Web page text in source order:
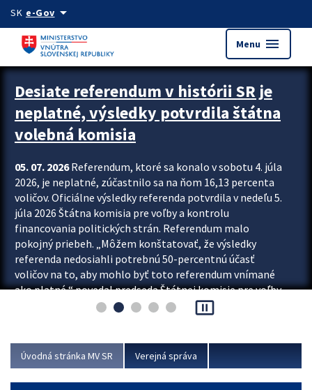
Preskocit na hlavný obsah
SK e-Govarrow_drop_down
Menu menu
Zastavit automatický posun upútavok
Desiate referendum v histórii SR je
neplatné, výsledky potvrdila štátna
volebná komisia
05. 07. 2026Referendum, ktoré sa konalo v sobotu 4. júla
2026, je neplatné, zúčastnilo sa na ňom 16,13 percenta
voličov. Oficiálne výsledky referenda potvrdila v nedeľu 5.
júla 2026 Štátna komisia pre voľby a kontrolu
financovania politických strán. Referendum malo
pokojný priebeh. „Môžem konštatovať, že výsledky
referenda nedosiahli potrebnú 50-percentnú účasť
voličov na to, aby mohlo byť toto referendum vnímané
ako platné,“ povedal predseda Štátnej komisie pre voľby
a kontrolu financovania politických...
pause_presentation
Úvodná stránka MV SR Verejná správa